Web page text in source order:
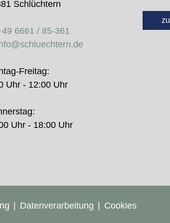
Schlüchtern
6661 / 85-361
Freitag:
Uhr - 12:00 Uhr
Uhr - 18:00 Uhr
Datenverarbeitung Cookies